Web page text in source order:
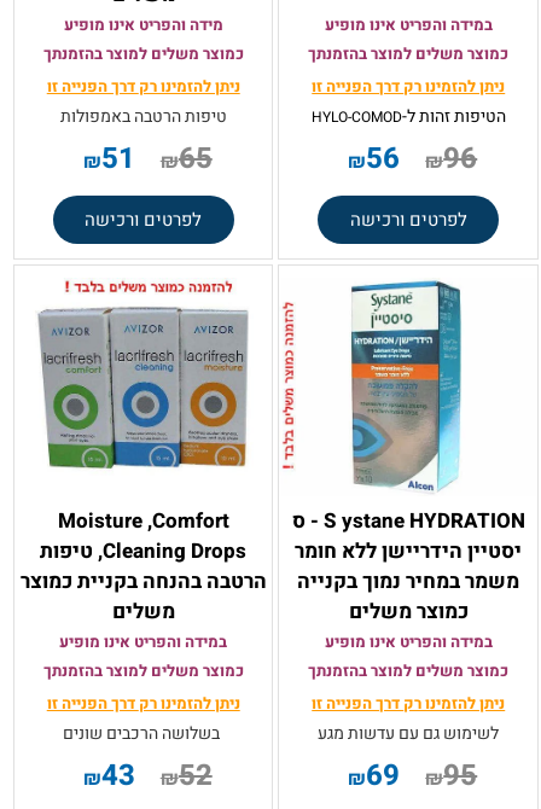
במידה והפריט אינו מופיע
כמוצר משלים למוצר בהזמנתך
ניתן להזמינו רק דרך הפנייה זו
הטיפות זהות ל-HYLO-COMOD
₪96
₪56
לפרטים ורכישה
מידה והפריט אינו מופיע
כמוצר משלים למוצר בהזמנתך
ניתן להזמינו רק דרך הפנייה זו
טיפות הרטבה באמפולות
₪65
₪51
לפרטים ורכישה
S ystane HYDRATION - ס
יסטיין הידריישן ללא חומר
משמר במחיר נמוך בקנייה
כמוצר משלים
במידה והפריט אינו מופיע
כמוצר משלים למוצר בהזמנתך
ניתן להזמינו רק דרך הפנייה זו
לשימוש גם עם עדשות מגע
₪95
₪69
Moisture ,Comfort
,Cleaning Drops טיפות
הרטבה בהנחה בקניית כמוצר
משלים
במידה והפריט אינו מופיע
כמוצר משלים למוצר בהזמנתך
ניתן להזמינו רק דרך הפנייה זו
בשלושה הרכבים שונים
₪52
₪43